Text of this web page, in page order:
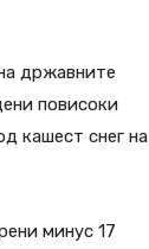
државните
повисоки
кашест снег на
минус 17